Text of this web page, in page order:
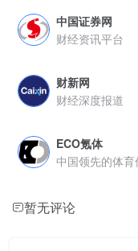
中国证券网
财经资讯平台
财新网
财经深度报道
ECO氪体
暂无评论